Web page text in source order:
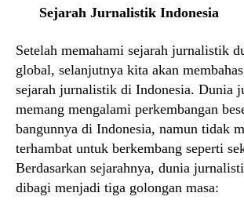
Sejarah Jurnalistik Indonesia
Setelah memahami sejarah jurnalistik
global, selanjutnya kita akan
sejarah jurnalistik di Indonesia. Dunia
memang mengalami perkembangan
bangunnya di Indonesia, namun tidak
terhambat untuk berkembang seperti
Berdasarkan sejarahnya, dunia
dibagi menjadi tiga golongan masa: